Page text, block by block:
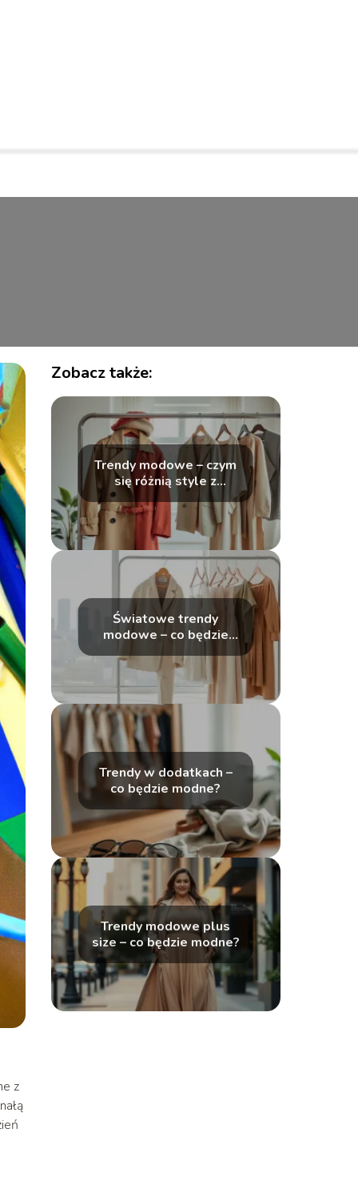
z
Zobacz także:
Trendy modowe – czym
się różnią style z
kolejnych lat?
Światowe trendy
modowe – co będzie
Trendy w dodatkach –
co będzie modne?
Trendy modowe plus
size – co będzie modne?